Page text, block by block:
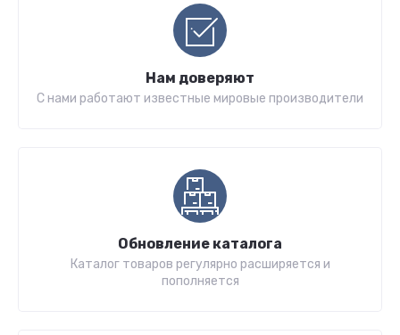
Нам доверяют
С нами работают известные мировые производители
Обновление каталога
Каталог товаров регулярно расширяется и
пополняется